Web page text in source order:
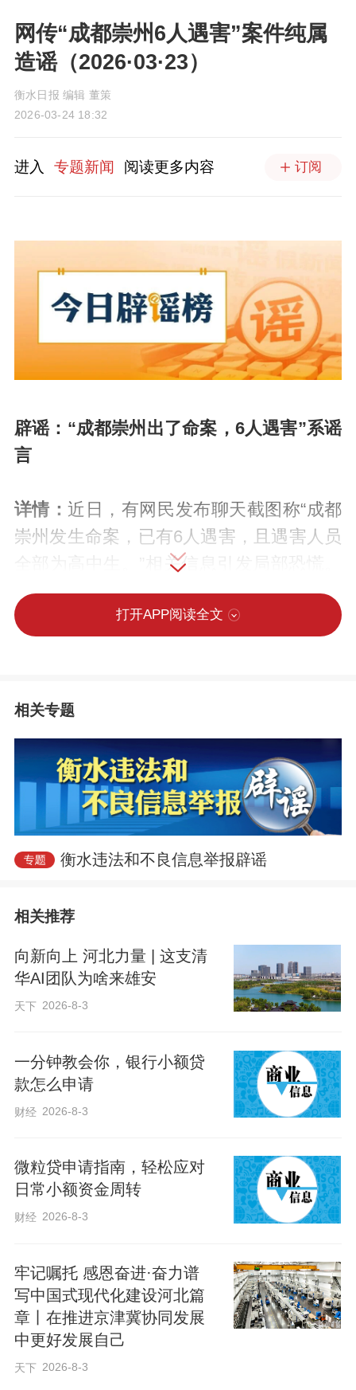
网传“成都崇州6人遇害”案件纯属
造谣（2026·03·23）
衡水日报 编辑 董策
2026-03-24 18:32
进入 专题新闻 阅读更多内容 订阅
辟谣：“成都崇州出了命案，6人遇害”系谣
言
详情：近日，有网民发布聊天截图称“成都
崇州发生命案，已有6人遇害，且遇害人员
全部为高中生。”相关信息引发局部恐慌。
对此，成都崇州公安发布警情通报称，经
全面调查，崇州未发生此类案件，网传信
予以行政处罚。
误区：儿童过敏能“长大自愈”？
春风送暖，草木萌发，儿童外出踏
青增多，过敏性疾病也随之进入高发期。
面对孩子的过敏症状，不少家长容易陷
预的最佳时机。医生提醒，儿童过敏的早
期信号隐匿易被忽视，需要科学应对，呵
护孩子健康成长。
花粉、柳絮、尘螨、霉菌等都是常见致敏
原，而儿童过敏的信号，大多藏在五官、
睡眠的细微表现里，极易被误判。比如，
的眼周青紫；晨起或睡前高频清嗓子，但
无咽痛咳嗽；长期鼻塞导致孩子被迫张口
呼吸，出现上唇上翘、牙齿排列不齐；晚
趴睡、仰头睡等，这些细节都是身体发出
的过敏信号。
除此之外，反复出现的中耳炎、经抗生素
治疗无效的慢性咳嗽，反复发作的流清
打开APP阅读全文
相关专题
衡水违法和不良信息举报辟谣
相关推荐
向新向上 河北力量 | 这支清
华AI团队为啥来雄安
天下 2026-8-3
一分钟教会你，银行小额贷
款怎么申请
财经 2026-8-3
微粒贷申请指南，轻松应对
日常小额资金周转
财经 2026-8-3
牢记嘱托 感恩奋进·奋力谱
写中国式现代化建设河北篇
章丨在推进京津冀协同发展
中更好发展自己
天下 2026-8-3